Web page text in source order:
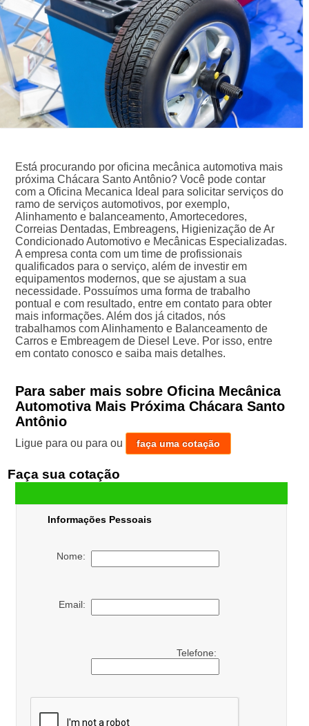
Está procurando por oficina mecânica automotiva mais
próxima Chácara Santo Antônio? Você pode contar
com a Oficina Mecanica Ideal para solicitar serviços do
ramo de serviços automotivos, por exemplo,
Alinhamento e balanceamento, Amortecedores,
Correias Dentadas, Embreagens, Higienização de Ar
Condicionado Automotivo e Mecânicas Especializadas.
A empresa conta com um time de profissionais
qualificados para o serviço, além de investir em
equipamentos modernos, que se ajustam a sua
necessidade. Possuímos uma forma de trabalho
pontual e com resultado, entre em contato para obter
mais informações. Além dos já citados, nós
trabalhamos com Alinhamento e Balanceamento de
Carros e Embreagem de Diesel Leve. Por isso, entre
em contato conosco e saiba mais detalhes.
Para saber mais sobre Oficina Mecânica
Automotiva Mais Próxima Chácara Santo
Antônio
Ligue para ou para ou faça uma cotação
Faça sua cotação
Informações Pessoais
Nome:
Email:
Telefone: